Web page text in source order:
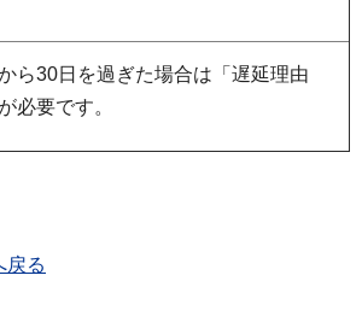
ら30日を過ぎた場合は「遅延理由
必要です。
戻る